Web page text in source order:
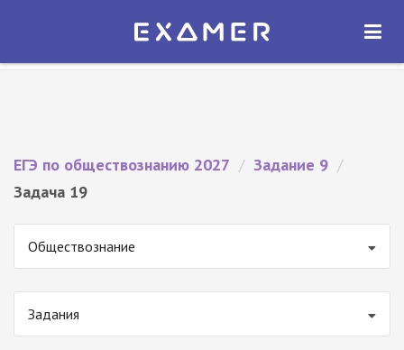
Экзамер — ЕГЭ 2027
ОТКРЫТЬ
ЕГЭ по обществознанию 2027 / Задание 9 /
Задача 19
Обществознание
Задания